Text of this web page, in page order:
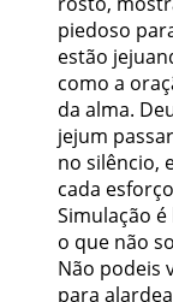
piedoso
estão
como a
da alma.
jejum
no silêncio,
cada
Simulação
o que não
Não podeis
para